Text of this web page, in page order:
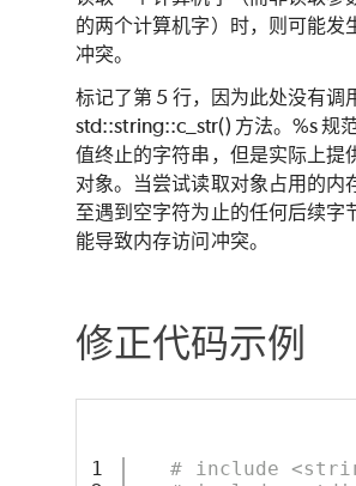
的两个计算机字）时，则可能发
冲突。
标记了第 5 行，因为此处没有调
std::string::c_str() 方法。%s 规
值终止的字符串，但是实际上提
对象。当尝试读取对象占用的内
至遇到空字符为止的任何后续字
能导致内存访问冲突。
修正代码示例
1
# include